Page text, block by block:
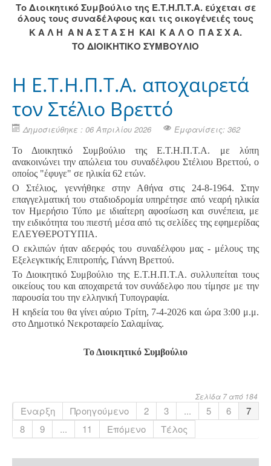
Το Διοικητικό Συμβούλιο της Ε.Τ.Η.Π.Τ.Α. εύχεται σε
όλους τους συναδέλφους και τις οικογένειές τους
Κ Α Λ Η Α Ν Α Σ Τ Α Σ Η ΚΑΙ Κ Α Λ Ο Π Α Σ Χ Α.
ΤΟ ΔΙΟΙΚΗΤΙΚΟ ΣΥΜΒΟΥΛΙΟ
Η Ε.Τ.Η.Π.Τ.Α. αποχαιρετά
τον Στέλιο Βρεττό
Δημοσιεύθηκε : 06 Απριλίου 2026 Εμφανίσεις: 362
Το Διοικητικό Συμβούλιο της Ε.Τ.Η.Π.Τ.Α. με λύπη
ανακοινώνει την απώλεια του συναδέλφου Στέλιου Βρεττού, ο
οποίος "έφυγε" σε ηλικία 62 ετών.
Ο Στέλιος, γεννήθηκε στην Αθήνα στις 24-8-1964. Στην
επαγγελματική του σταδιοδρομία υπηρέτησε από νεαρή ηλικία
τον Ημερήσιο Τύπο με ιδιαίτερη αφοσίωση και συνέπεια, με
την ειδικότητα του πιεστή μέσα από τις σελίδες της εφημερίδας
ΕΛΕΥΘΕΡΟΤΥΠΙΑ.
Ο εκλιπών ήταν αδερφός του συναδέλφου μας - μέλους της
Εξελεγκτικής Επιτροπής, Γιάννη Βρεττού.
Το Διοικητικό Συμβούλιο της Ε.Τ.Η.Π.Τ.Α. συλλυπείται τους
οικείους του και αποχαιρετά τον συνάδελφο που τίμησε με την
παρουσία του την ελληνική Τυπογραφία.
Η κηδεία του θα γίνει αύριο Τρίτη, 7-4-2026 και ώρα 3:00 μ.μ.
στο Δημοτικό Νεκροταφείο Σαλαμίνας.
Το Διοικητικό Συμβούλιο
Σελίδα 7 από 184
Έναρξη Προηγούμενο 2 3 ... 5 6
7
8
9 ... 11 Επόμενο Τέλος